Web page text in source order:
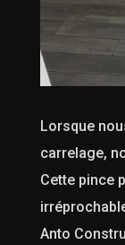
Lorsque
carrelage,
Cette pince
Anto